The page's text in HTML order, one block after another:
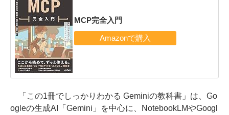
MCP完全入門
「この1冊でしっかりわかる Geminiの教科書」は、Go
ogleの生成AI「Gemini」を中心に、NotebookLMやGoogl